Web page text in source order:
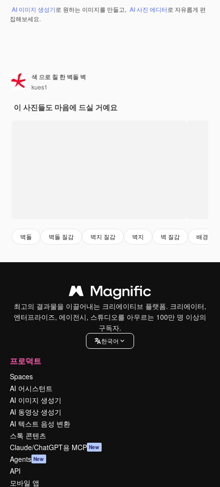
AI 이미지 생성기 로 원하는 이미지를 만들고, AI 사진 에디터 로 자유롭게 편
집해보세요.
색 으로 칠 한 벽돌 벽
kues1
이 사진들도 마음에 드실 거예요
벽돌 벽돌 질감 벽지 질감 벽지 벽 질감 배경 질
최고의 결과물을 이끌어내는 크리에이티브 플랫폼. 크리에이터,
엔터프라이즈, 에이전시, 스튜디오를 아우르는 100만 명 이상의
구독자.
한국어
프로덕트
Spaces
AI 어시스턴트
AI 이미지 생성기
AI 동영상 생성기
AI 텍스트 음성 변환
스톡 콘텐츠
Claude/ChatGPT용 MCP New
Agents New
API
모바일 앱